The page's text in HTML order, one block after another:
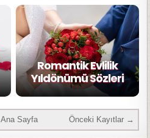
Romantik Evlilik
Yıldönümü Sözleri
Önceki Kayıtlar →
Ana Sayfa